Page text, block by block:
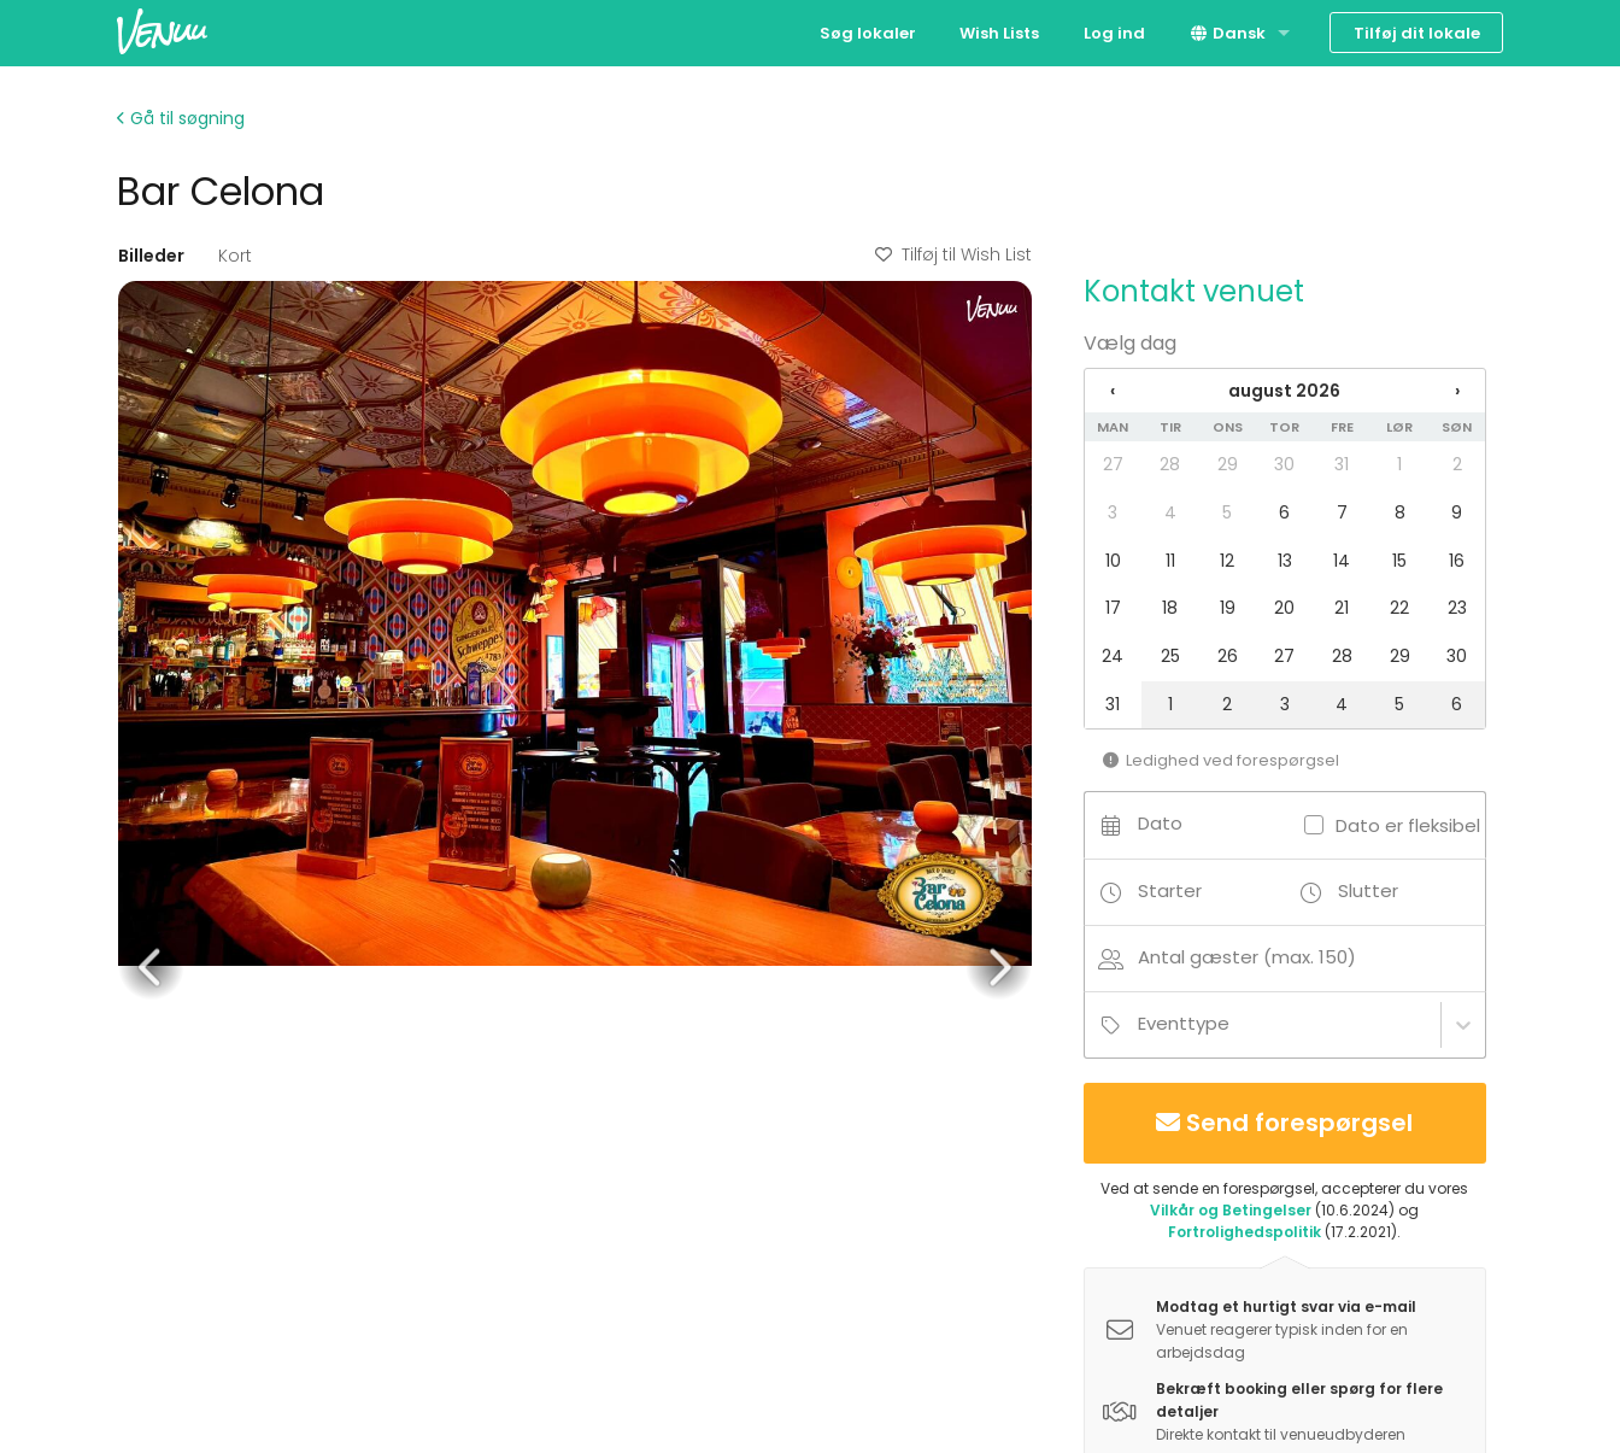
Søg lokaler Wish Lists Log ind Dansk Tilføj dit lokale
Gå til søgning
Bar Celona
Billeder Kort Tilføj til Wish List
Kontakt venuet
Vælg dag
‹ august 2026 ›
MAN TIR ONS TOR FRE LØR SØN
27 28 29 30 31 1
2
3
4 5 6 7 8
9
10
11 12 13 14 15
16
17
18 19 20 21 22
23
24
25 26 27 28 29
30
31
1 2 3 4 5 6
Ledighed ved forespørgsel
Dato Dato er fleksibel
Starter Slutter
Antal gæster (max. 150)
Eventtype
Send forespørgsel
Ved at sende en forespørgsel, accepterer du vores
Vilkår og Betingelser (10.6.2024) og
Fortrolighedspolitik (17.2.2021).
Modtag et hurtigt svar via e-mail
Venuet reagerer typisk inden for en
arbejdsdag
Bekræft booking eller spørg for flere
detaljer
Direkte kontakt til venueudbyderen